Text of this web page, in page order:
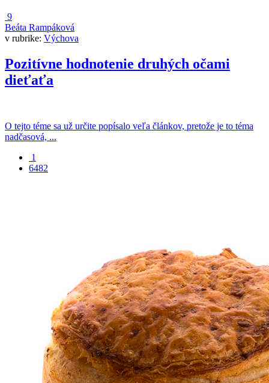
9
Beáta Rampáková
v rubrike: Výchova
Pozitívne hodnotenie druhých očami
dieťaťa
O tejto téme sa už určite popísalo veľa článkov, pretože je to téma
nadčasová, ...
1
6482